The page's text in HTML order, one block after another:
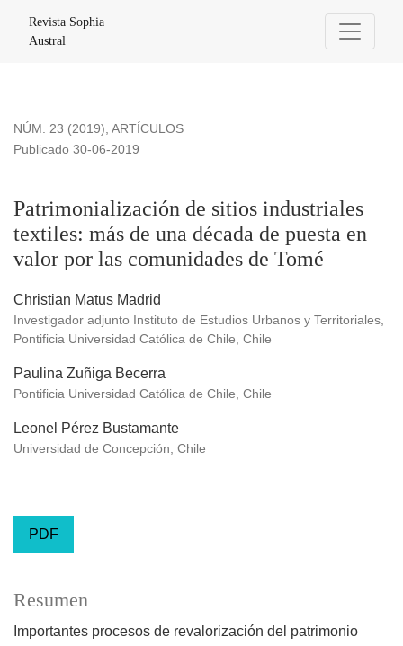
Revista Sophia
Austral
NÚM. 23 (2019), ARTÍCULOS
Patrimonialización de sitios industriales
textiles: más de una década de puesta en
valor por las comunidades de Tomé
Publicado 30-06-2019
Christian Matus Madrid
Investigador adjunto Instituto de Estudios Urbanos y Territoriales,
Pontificia Universidad Católica de Chile, Chile
Paulina Zuñiga Becerra
Pontificia Universidad Católica de Chile, Chile
Leonel Pérez Bustamante
Universidad de Concepción, Chile
PDF
Resumen
Importantes procesos de revalorización del patrimonio